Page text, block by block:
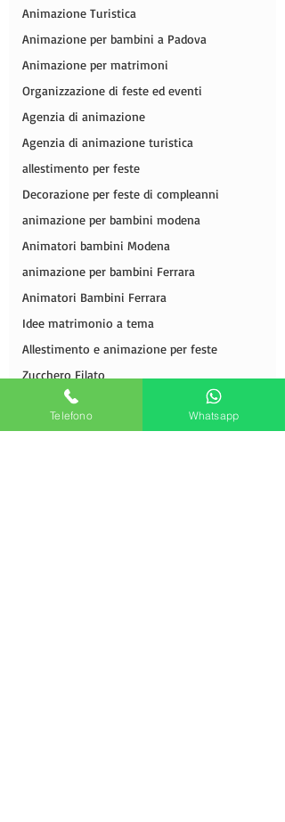
Animazione Turistica
Animazione per bambini a Padova
Animazione per matrimoni
Organizzazione di feste ed eventi
Agenzia di animazione
Agenzia di animazione turistica
allestimento per feste
Decorazione per feste di compleanni
animazione per bambini modena
Animatori bambini Modena
animazione per bambini Ferrara
Animatori Bambini Ferrara
Idee matrimonio a tema
Allestimento e animazione per feste
Zucchero Filato
Spettocoli di bolle di sapone
Telefono Whatsapp